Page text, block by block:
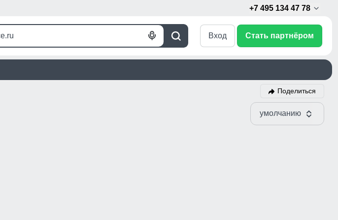
+7 495 134 47 78
Поиск
Голосовой
Вход Стать партнёром
Поделиться
умолчанию